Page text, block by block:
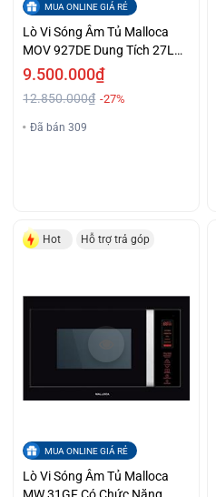
MUA ONLINE GIÁ RẺ
Lò Vi Sóng Âm Tủ Malloca
MOV 927DE Dung Tích 27L
Ưu Đãi
9.500.000₫
12.850.000₫ -27%
Đã bán 309
Hot Hỗ trợ trả góp
MUA ONLINE GIÁ RẺ
Lò Vi Sóng Âm Tủ Malloca